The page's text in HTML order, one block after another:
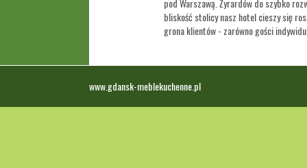
pod Warszawą. Żyrardów do szybko
bliskość stolicy nasz hotel cieszy się
grona klientów - zarówno gości
www.gdansk-meblekuchenne.pl